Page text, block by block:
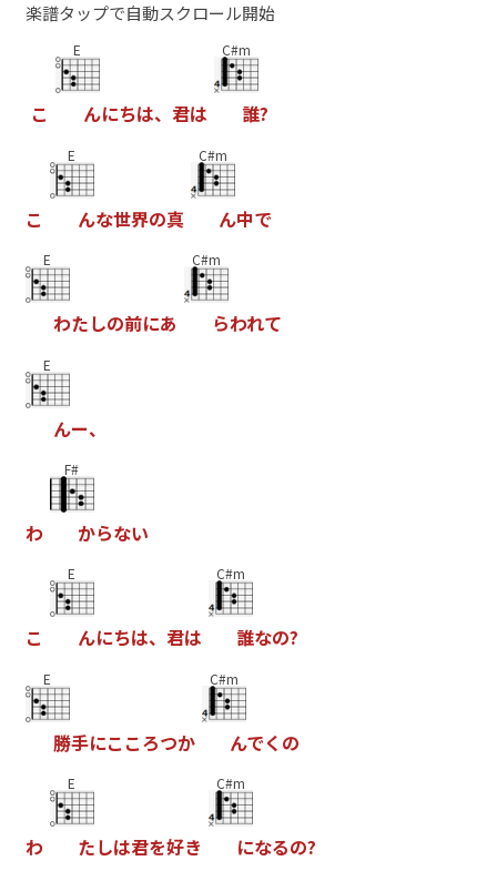
楽譜タップで自動スクロール開始
こ
E
んにちは、 君は
C#m
誰?
こ
E
んな世界の真
C#m
ん中で
E
わたしの前にあ
C#m
らわれて
E
んー、
わ
F#
からない
こ
E
んにちは、 君は
C#m
誰なの?
E
勝手にこ ころつか
C#m
んでく の
わ
E
たしは君を好き
C#m
になるの?